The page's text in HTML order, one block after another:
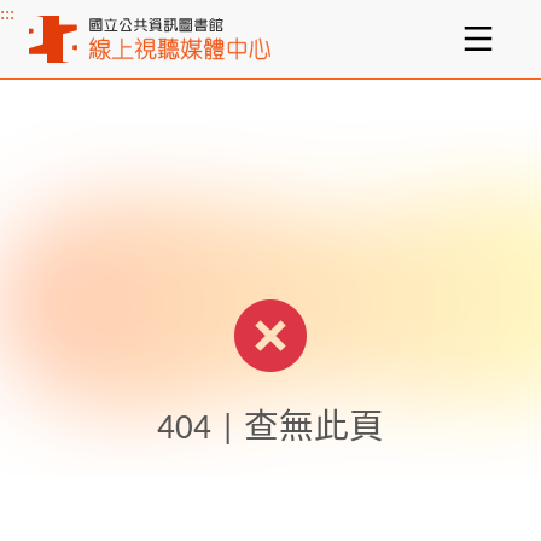
主要內容區塊
:::
404 | 查無此頁